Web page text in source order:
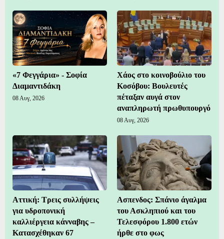
«7 Φεγγάρια» - Σοφία
Διαμαντιδάκη
08 Αυγ, 2026
Χάος στο κοινοβούλιο του
Κοσόβου: Βουλευτές
πέταξαν αυγά στον
αναπληρωτή πρωθυπουργό
08 Αυγ, 2026
Αττική: Τρεις συλλήψεις
για υδροπονική
καλλιέργεια κάνναβης –
Κατασχέθηκαν 67
Ασπενδος: Σπάνιο άγαλμα
του Ασκληπιού και του
Τελεσφόρου 1.800 ετών
ήρθε στο φως